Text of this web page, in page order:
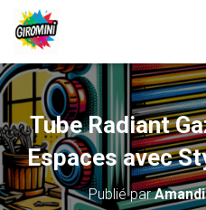
Tube Radiant
Espaces avec
Publié par